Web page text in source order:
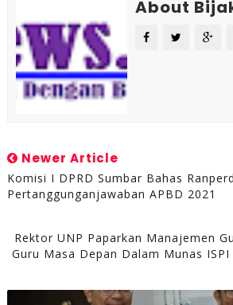
About
Newer Article
Komisi I DPRD Sumbar Bahas
Pertanggunganjawaban APBD 2021
Rektor UNP Paparkan Manajemen
Guru Masa Depan Dalam Munas